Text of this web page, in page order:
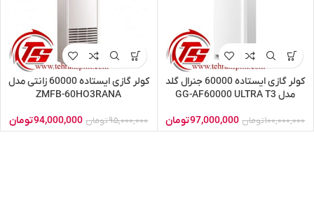
کولر گازی ایستاده 60000 جنرال گلد
مدل GG-AF60000 ULTRA T3
100,000,000تومان 97,000,000تومان
کولر گازی ایستاده 60000 زانتی مدل
ZMFB-60HO3RANA
95,000,000تومان 94,000,000تومان